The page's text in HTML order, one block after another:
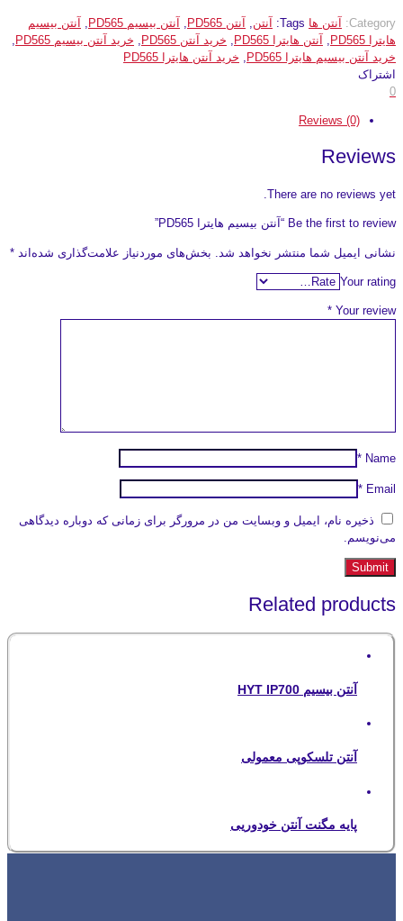
Category: آنتن ها Tags: آنتن, آنتن PD565 , آنتن بیسیم PD565 ,
آنتن بیسیم
هایترا PD565
, آنتن هایترا PD565 , خرید آنتن PD565 , خرید آنتن بیسیم PD565
,
خرید آنتن بیسیم هایترا PD565
, خرید آنتن هایترا PD565
اشتراک
0
Reviews (0)
Reviews
There are no reviews yet.
Be the first to review “آنتن بیسیم هایترا PD565”
نشانی ایمیل شما منتشر نخواهد شد. بخش‌های موردنیاز علامت‌گذاری شده‌اند *
Your rating
Your review
*
Name
*
Email
*
ذخیره نام، ایمیل و وبسایت من در مرورگر برای زمانی که دوباره دیدگاهی
می‌نویسم.
Related products
آنتن بیسیم HYT IP700
آنتن تلسکوپی معمولی
پایه مگنت آنتن خودوریی